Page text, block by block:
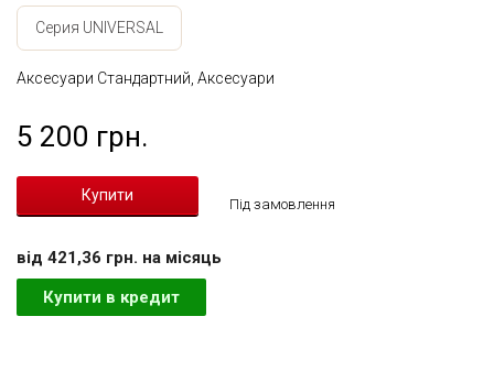
Серия UNIVERSAL
Аксесуари Стандартний, Аксесуари
5 200 грн.
Під замовлення
вiд 421,36 грн. на мiсяць
Купити в кредит